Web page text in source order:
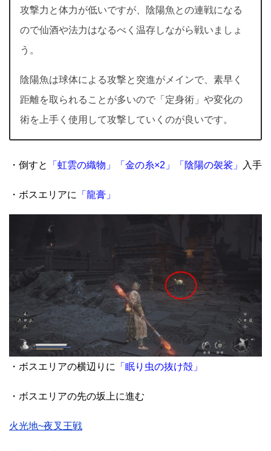
攻撃力と体力が低いですが、陰陽魚との連戦になる
ので仙酒や法力はなるべく温存しながら戦いましょ
う。
陰陽魚は球体による攻撃と突進がメインで、素早く
距離を取られることが多いので「定身術」や変化の
術を上手く使用して攻撃していくのが良いです。
・倒すと 「虹雲の織物」「金の糸×2」「陰陽の袈裟」 入手
・ボスエリアに 「龍膏」
・ボスエリアの横辺りに 「眠り虫の抜け殻」
・ボスエリアの先の坂上に進む
火光地~夜叉王戦